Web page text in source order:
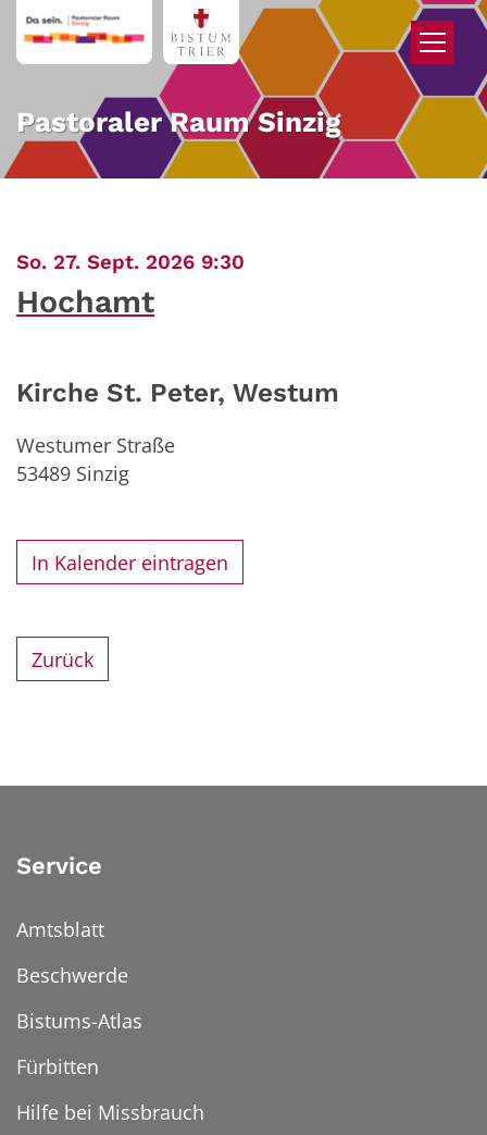
Zum Inhalt springen
Pastoraler Raum Sinzig
So. 27. Sept. 2026 9:30
Hochamt
Kirche St. Peter, Westum
Westumer Straße
53489 Sinzig
In Kalender eintragen
Zurück
Service
Amtsblatt
Beschwerde
Bistums-Atlas
Fürbitten
Hilfe bei Missbrauch